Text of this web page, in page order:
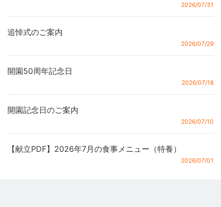
2026/07/31
追悼式のご案内
2026/07/29
開園50周年記念日
2026/07/18
開園記念日のご案内
2026/07/10
【献立PDF】2026年7月の食事メニュー（特養）
2026/07/01